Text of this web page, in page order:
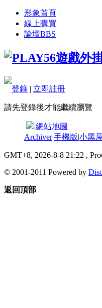
形象首頁
線上購買
論壇BBS
登錄 | 立即註冊
請先登錄後才能繼續瀏覽
|網站地圖
Archiver|手機版|小黑
GMT+8, 2026-8-8 21:22 ,
© 2001-2011 Powered by
返回頂部